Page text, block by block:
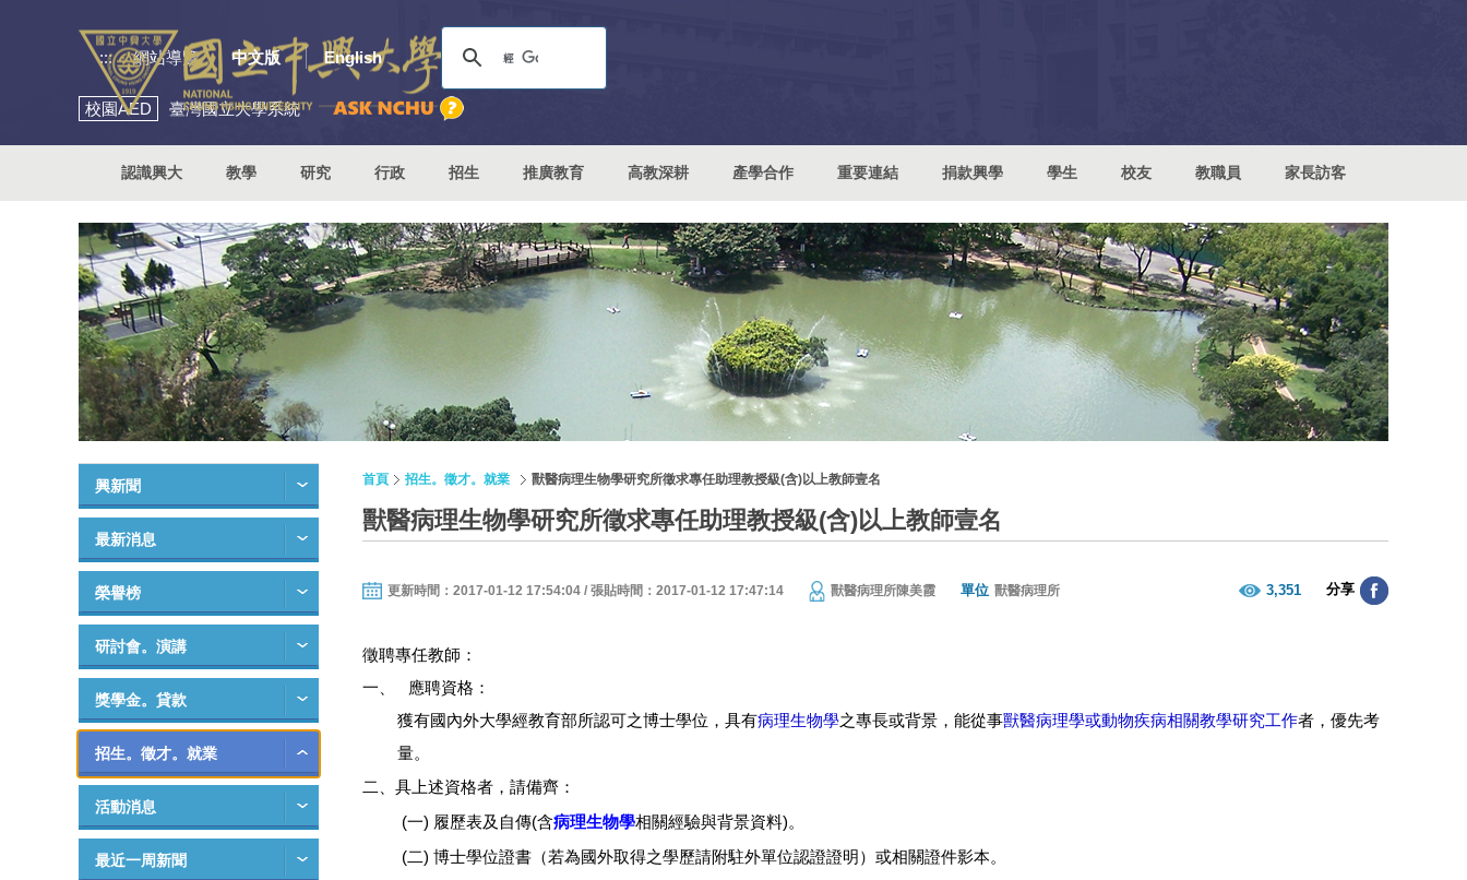
::: 網站導覽 中文版 English
校園AED 臺灣國立大學系統
認識興大 教學 研究 行政 招生 推廣教育 高教深耕 產學合作 重要連結 捐款興學 學生 校友 教職員 家長訪客
興新聞
最新消息
榮譽榜
研討會。演講
獎學金。貸款
招生。徵才。就業
活動消息
最近一周新聞
首頁 招生。徵才。就業 獸醫病理生物學研究所徵求專任助理教授級(含)以上教師壹名
獸醫病理生物學研究所徵求專任助理教授級(含)以上教師壹名
更新時間：2017-01-12 17:54:04 / 張貼時間：2017-01-12 17:47:14 獸醫病理所陳美霞 單位 獸醫病理所 3,351 分享
徵聘專任教師：
一、
應聘資格：
獲有國內外大學經教育部所認可之博士學位，具有病理生物學之專長或背景，能從事獸醫病理學或動物疾病相關教學研究工作者，優先考
量。
二、具上述資格者，請備齊：
(一) 履歷表及自傳(含病理生物學相關經驗與背景資料)。
(二) 博士學位證書（若為國外取得之學歷請附駐外單位認證證明）或相關證件影本。